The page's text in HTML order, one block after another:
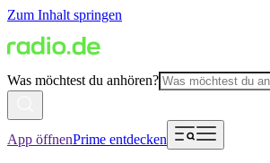
Zum Inhalt springen
Was möchtest du anhören?
App öffnenPrime entdecken